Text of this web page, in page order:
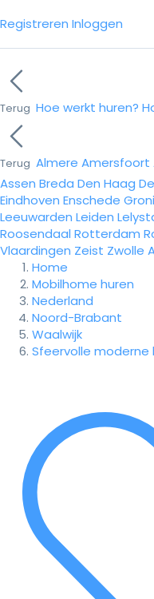
Registreren Inloggen
Terug Hoe werkt huren?
Terug Almere Amersfoort
Assen Breda Den Haag
Eindhoven Enschede
Leeuwarden Leiden
Roosendaal Rotterdam
Vlaardingen Zeist Zwolle
Home
Mobilhome huren
Nederland
Noord-Brabant
Waalwijk
Sfeervolle